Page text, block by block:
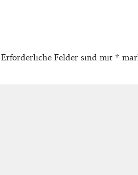
Erforderliche Felder sind mit *